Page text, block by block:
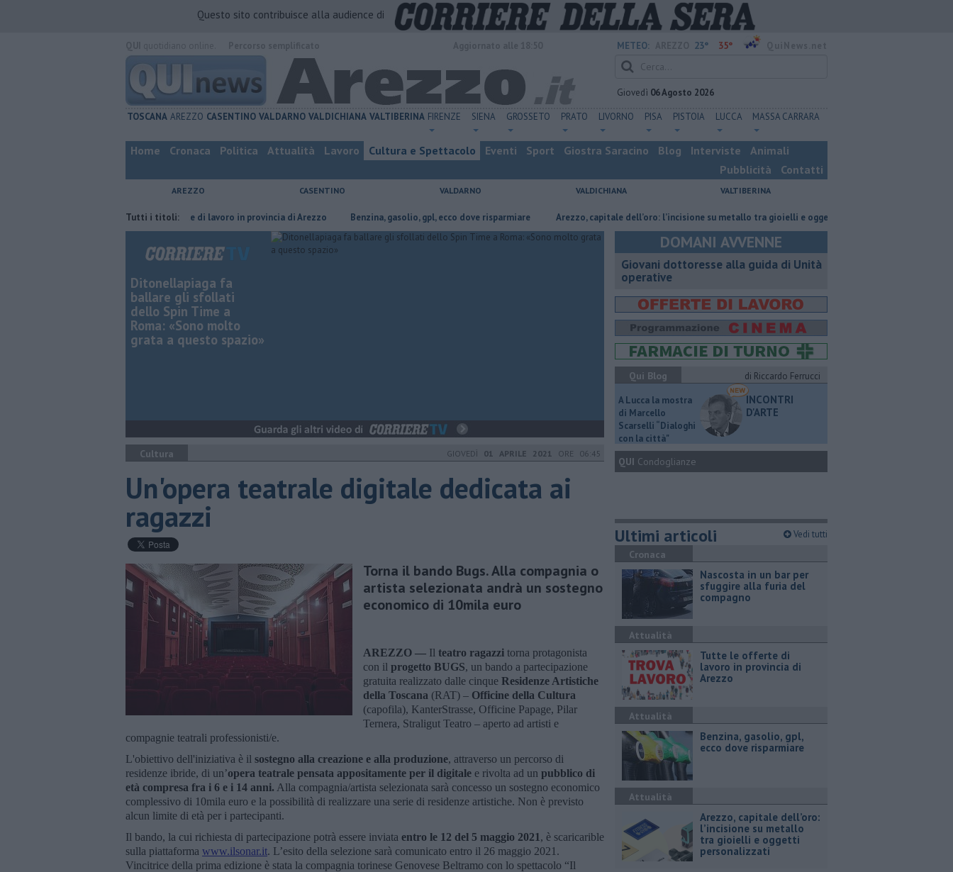
Questo sito contribuisce alla audience di
METEO: 23° 35°
Giovedì 06 Agosto 2026
TOSCANA AREZZO CASENTINO VALDARNO VALDICHIANA VALTIBERINA FIRENZE SIENA GROSSETO PRATO LIVORNO PISA PISTOIA LUCCA MASSA CARRARA
Home Cronaca Politica Attualità Lavoro Cultura e Spettacolo Eventi Sport Giostra Saracino Blog Interviste
Animali
Pubblicità
Contatti
AREZZO CASENTINO VALDARNO VALDICHIANA VALTIBERINA
Tutti i titoli:
​Tutte le offerte di lavoro in provincia di Arezzo ​Benzina, gasolio, gpl, ecco dove risparmiare Arezzo, capitale dell’oro: l’incisione su metallo tra gioielli e oggetti personalizzati
Ditonellapiaga fa
ballare gli sfollati
dello Spin Time a
Roma: «Sono molto
grata a questo spazio»
Cultura GIOVEDÌ 01 APRILE 2021 ORE 06:45
Un'opera teatrale digitale dedicata ai
ragazzi
Torna il bando Bugs. Alla compagnia o
artista selezionata andrà un sostegno
economico di 10mila euro
AREZZO — Il teatro ragazzi torna protagonista
con il progetto BUGS, un bando a partecipazione
gratuita realizzato dalle cinque Residenze Artistiche
della Toscana (RAT) – Officine della Cultura
(capofila), KanterStrasse, Officine Papage, Pilar
Ternera, Straligut Teatro – aperto ad artisti e
compagnie teatrali professionisti/e.
L'obiettivo dell'iniziativa è il sostegno alla creazione e alla produzione, attraverso un percorso di
residenze ibride, di un’opera teatrale pensata appositamente per il digitale e rivolta ad un pubblico di
età compresa fra i 6 e i 14 anni. Alla compagnia/artista selezionata sarà concesso un sostegno economico
complessivo di 10mila euro e la possibilità di realizzare una serie di residenze artistiche. Non è previsto
alcun limite di età per i partecipanti.
Il bando, la cui richiesta di partecipazione potrà essere inviata entro le 12 del 5 maggio 2021 , è scaricarible
sulla piattaforma www.ilsonar.it. L’esito della selezione sarà comunicato entro il 26 maggio 2021.
Vincitrice della prima edizione è stata la compagnia torinese Genovese Beltramo con lo spettacolo “Il
DOMANI AVVENNE
Giovani dottoresse alla guida di Unità
operative
Qui Blog
di Riccardo Ferrucci
A Lucca la mostra
di Marcello
Scarselli “Dialoghi
con la città"
INCONTRI
D'ARTE
QUI Condoglianze
Ultimi articoli Vedi tutti
Cronaca
Nascosta in un bar per
sfuggire alla furia del
compagno
Attualità
​Tutte le offerte di
lavoro in provincia di
Arezzo
Attualità
​Benzina, gasolio, gpl,
ecco dove risparmiare
Attualità
Arezzo, capitale dell’oro:
l’incisione su metallo
tra gioielli e oggetti
personalizzati